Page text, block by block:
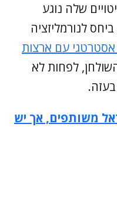
שלה נוגע
לנורמליזציה
עם ארצות
לפחות לא
משותפים, אך יש